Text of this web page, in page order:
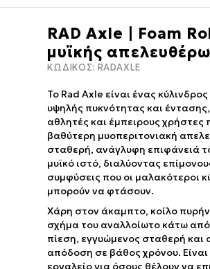
RAD Axle | Foam
μυϊκής
ΚΩΔΙΚΟΣ: RADAXLE
Το Rad Axle είναι ένας
υψηλής πυκνότητας και
αθλητές και έμπειρους χρήστες
βαθύτερη μυοπεριτονιακή
σταθερή, ανάγλυφη επιφάνειά
μυϊκό ιστό, διαλύοντας
συμφύσεις που οι μαλακότεροι
μπορούν να φτάσουν.
Χάρη στον άκαμπτο, κοίλο
σχήμα του αναλλοίωτο κάτω
πίεση, εγγυώμενος σταθερή και
απόδοση σε βάθος χρόνου.
εργαλείο για όσους θέλουν να